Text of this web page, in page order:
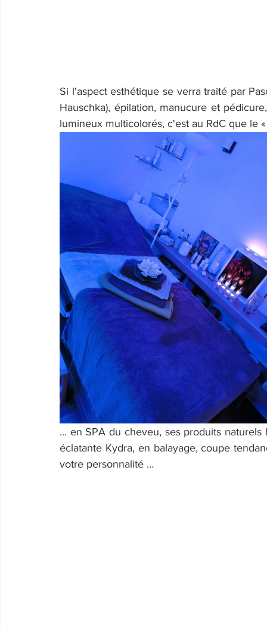
Si l'aspect esthétique se verra traité par
Hauschka), épilation, manucure et
lumineux multicolorés, c'est au RdC que le
... en SPA du cheveu, ses produits
éclatante Kydra, en balayage, coupe
votre personnalité …